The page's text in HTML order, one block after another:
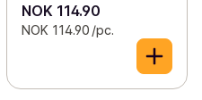
NOK 114.90
NOK 114.90 /pc.